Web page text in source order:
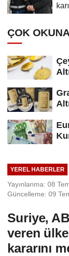
ÇOK
YEREL HABERLER
Yayınlanma: 08
Güncelleme: 09
Suriye,
veren
kararını